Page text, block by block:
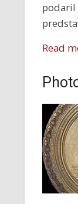
podaril
Read